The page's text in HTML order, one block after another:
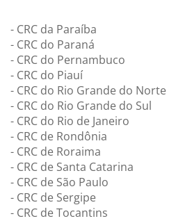
- CRC da Paraíba
- CRC do Paraná
- CRC do Pernambuco
- CRC do Piauí
- CRC do Rio Grande do Norte
- CRC do Rio Grande do Sul
- CRC do Rio de Janeiro
- CRC de Rondônia
- CRC de Roraima
- CRC de Santa Catarina
- CRC de São Paulo
- CRC de Sergipe
- CRC de Tocantins